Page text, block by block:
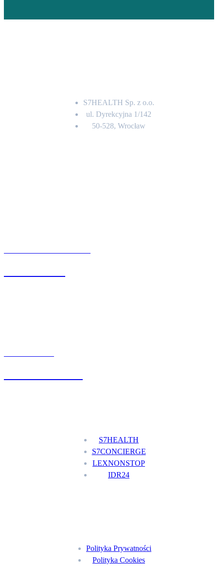
S7HEALTH Sp. z o.o.
ul. Dyrekcyjna 1/142
50-528, Wrocław
S7HEALTH
S7CONCIERGE
LEXNONSTOP
IDR24
Polityka Prywatności
Polityka Cookies